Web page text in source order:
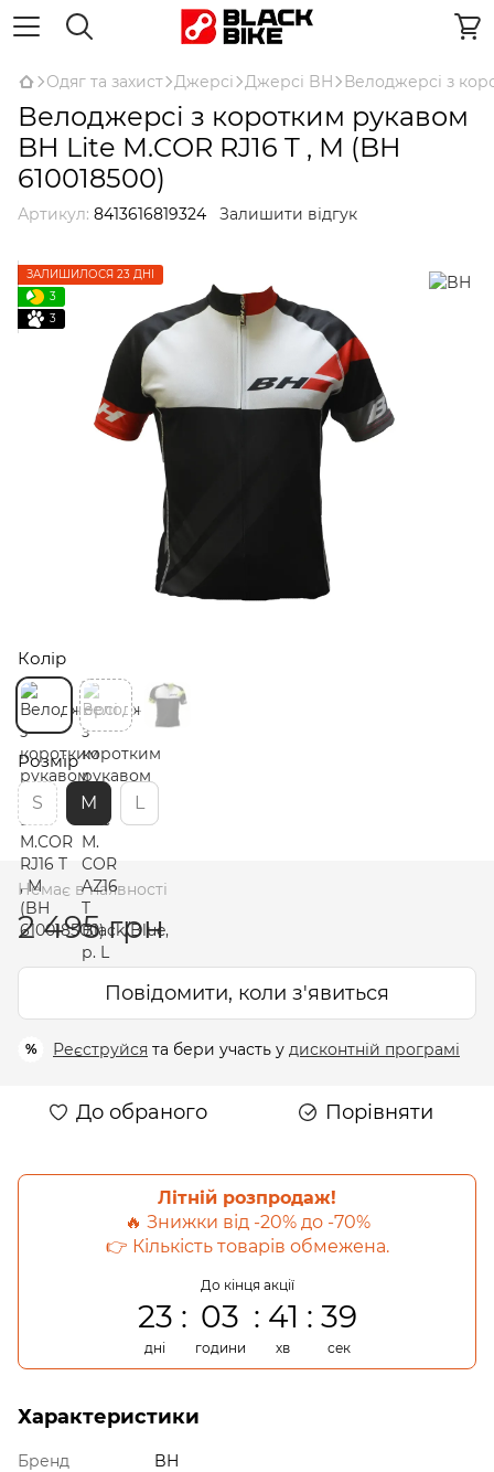
Одяг та захист Джерсі Джерсі BH Велоджерсі з
Велоджерсі з коротким рукавом
BH Lite M.COR RJ16 T , М (BH
610018500)
Артикул: 8413616819324 Залишити відгук
ЗАЛИШИЛОСЯ 23 ДНІ
3
3
Колір
Розмір
S
M L
Немає в наявності
2 495 грн
Повідомити, коли з'явиться
% Реєструйся та бери участь у дисконтній програмі
До обраного Порівняти
Літній розпродаж!
🔥 Знижки від -20% до -70%
👉 Кількість товарів обмежена.
До кінця акції
23
дні
03
години
41
хв
38
сек
Характеристики
Бренд
BH